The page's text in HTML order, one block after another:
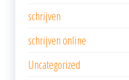
schrijven
schrijven online
Uncategorized